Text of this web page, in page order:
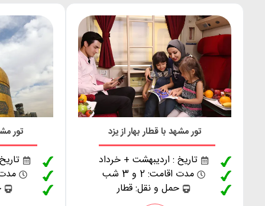
تور مشهد با قطار بهار از یزد
تاریخ : اردیبهشت + خرداد
مدت اقامت: 2 و 3 شب
حمل و نقل: قطار
تور
مدت